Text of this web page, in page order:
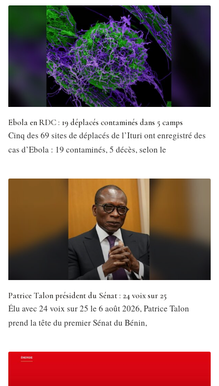
Ebola en RDC : 19 déplacés contaminés dans 5 camps
Cinq des 69 sites de déplacés de l’Ituri ont enregistré des
cas d’Ebola : 19 contaminés, 5 décès, selon le
Patrice Talon président du Sénat : 24 voix sur 25
Élu avec 24 voix sur 25 le 6 août 2026, Patrice Talon
prend la tête du premier Sénat du Bénin,